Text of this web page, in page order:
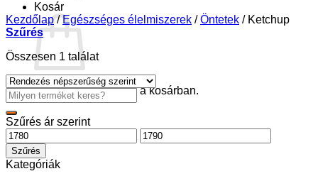
Kosár
Nincsenek termékek a kosárban.
Kezdőlap / Egészséges élelmiszerek / Öntetek /Ketchup
Szűrés
Összesen 1 találat
Keresés
a
következőre:
Szűrés ár szerint
Min
ár
Max
ár
Szűrés
Kategóriák